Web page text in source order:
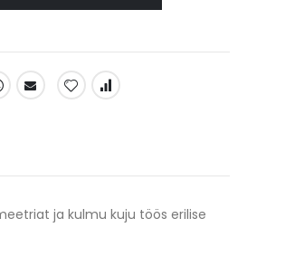
ja kulmu kuju töös erilise